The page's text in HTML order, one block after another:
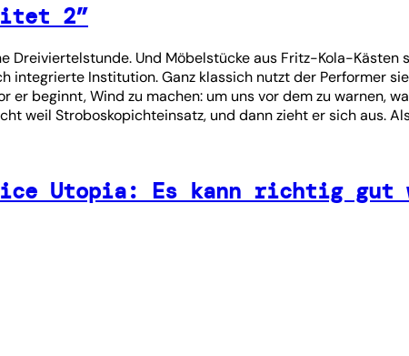
2”
Dreiviertelstunde. Und Möbelstücke aus Fritz-Kola-Kästen
integrierte Institution. Ganz klassich nutzt der Performer
beginnt, Wind zu machen: um uns vor dem zu warnen,
weil Stroboskopichteinsatz, und dann zieht er sich aus.
Utopia: Es kann richtig gut